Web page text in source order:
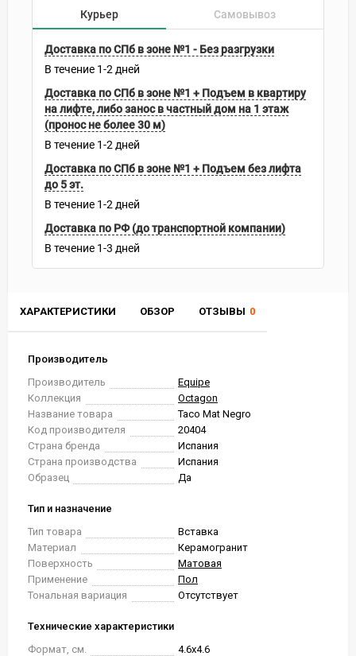
ХАРАКТЕРИСТИКИ ОБЗОР ОТЗЫВЫ 0
Производитель
Производитель
Equipe
Коллекция
Octagon
Название товара
Taco Mat Negro
Код производителя
20404
Страна бренда
Испания
Страна производства
Испания
Образец
Да
Тип и назначение
Тип товара
Вставка
Материал
Керамогранит
Поверхность
Матовая
Применение
Пол
Тональная вариация
Отсутствует
Технические характеристики
Формат, см.
4.6x4.6
Курьер Самовывоз
Доставка по СПб в зоне №1 - Без разгрузки
В течение 1-2 дней
Доставка по СПб в зоне №1 + Подъем в квартиру
на лифте, либо занос в частный дом на 1 этаж
(пронос не более 30 м)
В течение 1-2 дней
Доставка по СПб в зоне №1 + Подъем без лифта
до 5 эт.
В течение 1-2 дней
Доставка по РФ (до транспортной компании)
В течение 1-3 дней